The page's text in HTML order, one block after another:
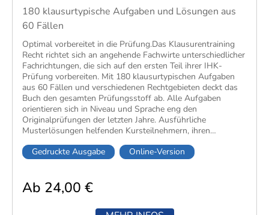
180 klausurtypische Aufgaben und Lösungen aus
60 Fällen
​Optimal vorbereitet in die Prüfung.Das Klausurentraining
Recht richtet sich an angehende Fachwirte unterschiedlicher
Fachrichtungen, die sich auf den ersten Teil ihrer IHK-
Prüfung vorbereiten. Mit 180 klausurtypischen Aufgaben
aus 60 Fällen und verschiedenen Rechtgebieten deckt das
Buch den gesamten Prüfungsstoff ab. Alle Aufgaben
orientieren sich in Niveau und Sprache eng den
Originalprüfungen der letzten Jahre. Ausführliche
Musterlösungen helfenden Kursteilnehmern, ihren
Wissenslücken gezielt zu schließen. Abgerundet wird das
Prüfungstraining durch zahlreiche Hinweise zur Bearbeitung
Fachbegriffen. So gehen sie optimal in Ihre Prüfung.
Gedruckte Ausgabe Online-Version
Ab 24,00 €